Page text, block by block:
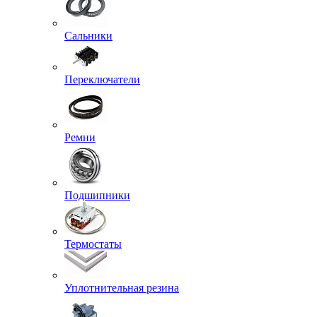
Сальники
Переключатели
Ремни
Подшипники
Термостаты
Уплотнительная резина